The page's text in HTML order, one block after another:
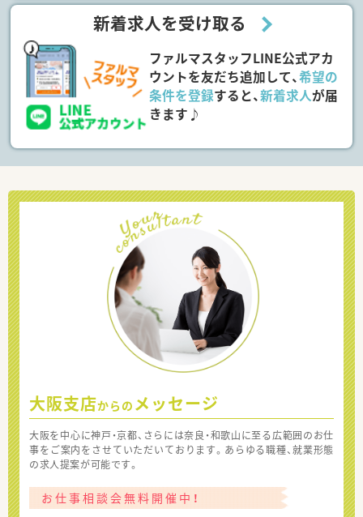
新着求人を受け取る
ファルマスタッフLINE公式アカ
ウントを友だち追加して、希望の
条件を登録すると、新着求人が届
きます♪
大阪支店からの メッセージ
大阪を中心に神戸・京都、さらには奈良・和歌山に至る広範囲のお仕
事をご案内をさせていただいております。あらゆる職種、就業形態
の求人提案が可能です。
お仕事相談会無料開催中！